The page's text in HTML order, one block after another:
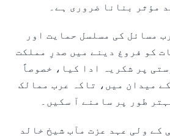
مؤثر بنانا ضروری ہے۔
مسائل کی مسلسل حمایت اور
کو فروغ دینے میں صدرِ مملکت
پر شکریہ ادا کیا، خصوصاً
میدان میں، تاکہ عرب ممالک
طور پر سامنے آ سکیں۔
کے ولی عہد عزت مآب شیخ خالد